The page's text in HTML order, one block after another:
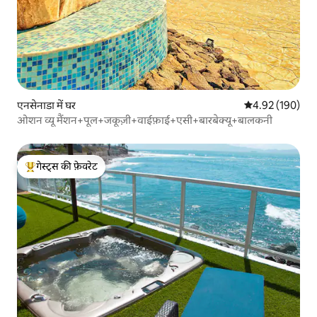
एनसेनाडा में घर औसत रेटिंग 5 में से
4.92 (190)
ओशन व्यू मैंशन+पूल+जकूज़ी+वाईफ़ाई+एसी+बारबेक्यू+बालकनी
गेस्ट्स का टॉप फ़ेवरेट
गेस्ट्स की फ़ेवरेट